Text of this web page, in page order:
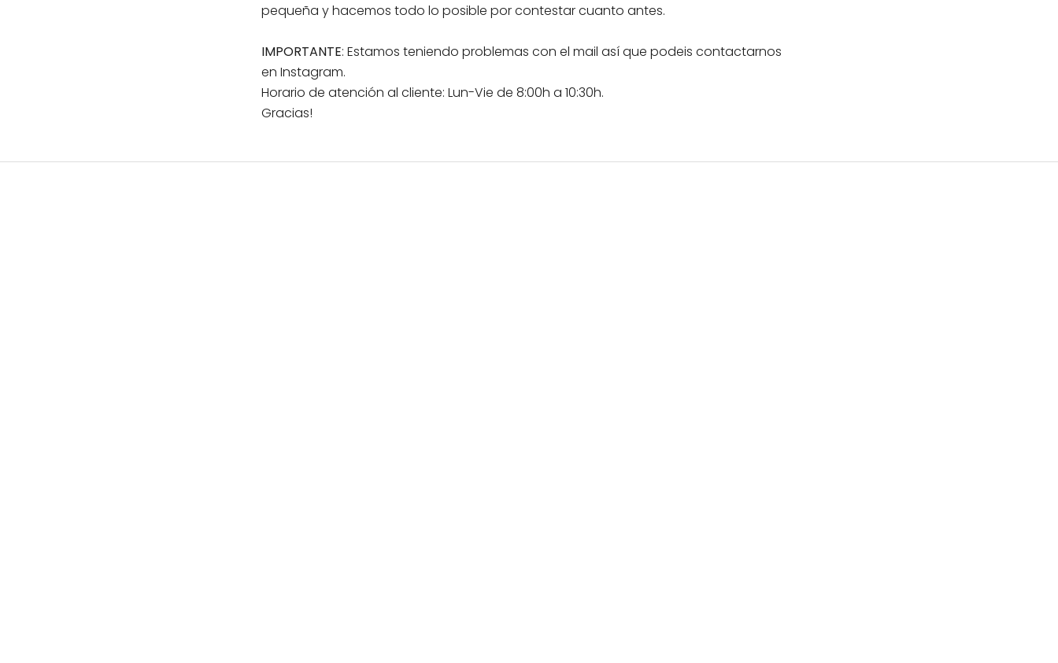
pequeña y hacemos todo lo posible por contestar cuanto antes.
IMPORTANTE: Estamos teniendo problemas con el mail así que podeis contactarnos
en Instagram.
Horario de atención al cliente: Lun-Vie de 8:00h a 10:30h.
Gracias!